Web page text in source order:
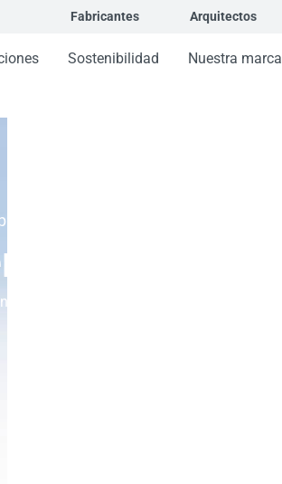
Fabricantes Arquitectos
Sostenibilidad Nuestra marca
Barcelona con sistemas